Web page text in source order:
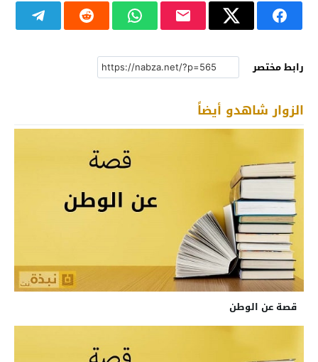
رابط مختصر
الزوار شاهدو أيضاً
قصة عن الوطن